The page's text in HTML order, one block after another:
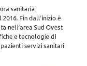
sanitaria
Fin dall’inizio è
nell’area Sud Ovest
e tecnologie di
servizi sanitari